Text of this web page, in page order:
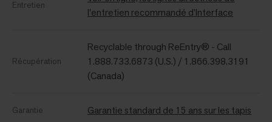
Entretien
l'entretien recommandé d'Interface
Récupération
Recyclable through ReEntry® - Call
1.888.733.6873 (U.S.) / 1.866.398.3191
(Canada)
Garantie Garantie standard de 15 ans sur les tapis